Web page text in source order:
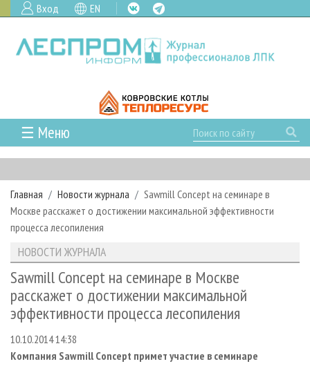
Вход EN
☰ Меню
ГЛАВНАЯ
РУБРИКИ И ТЕМЫ
РУБРИКИ ЖУРНАЛА
ЛЕСНОЕ ХОЗЯЙСТВО
ЛЕСОЗАГОТОВКА
ЛЕСОПИЛЕНИЕ
ДЕРЕВООБРАБОТКА
СУШКА ДРЕВЕСИНЫ
ПРОИЗВОДСТВО ДРЕВЕСНЫХ ПЛИТ
НОВОСТИ
КАЛЕНДАРЬ СОБЫТИЙ
НОВОСТИ ЛПК
НОВОСТИ ЖУРНАЛА
НОВОСТИ КОМПАНИЙ
ПРОЕКТЫ ЛПИ
АНАЛИТИКА
ПРЕДПРИЯТИЯ ЛПК
ЛЕСНЫЕ РЕГИОНЫ РОССИИ
ПЕРСОНЫ
МОБИЛЬНЫЕ ВЫСТАВКИ
АРХИВ
АРХИВ ЖУРНАЛОВ
СТАТЬИ
О ЖУРНАЛЕ
ПОДПИСКА
КОНТАКТЫ
РЕКЛАМОДАТЕЛЯМ
РЕКЛАМА
РЕКЛАМА НА САЙТЕ
Главная Новости журнала
Sawmill Concept на семинаре в
Москве расскажет о достижении максимальной эффективности
процесса лесопиления
НОВОСТИ ЖУРНАЛА
Sawmill Concept на семинаре в Москве
расскажет о достижении максимальной
эффективности процесса лесопиления
10.10.2014 14:38
Компания Sawmill Concept примет участие в семинаре